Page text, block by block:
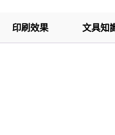
印刷效果 文具知